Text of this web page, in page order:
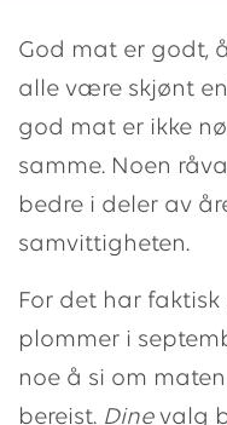
God mat er godt,
alle være skjønt
god mat er ikke
samme. Noen
bedre i deler av
samvittigheten.
For det har
plommer i
noe å si om
bereist. Dinevalg